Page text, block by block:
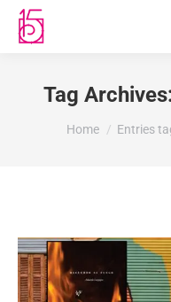
Tag
You are here:
Home Entries